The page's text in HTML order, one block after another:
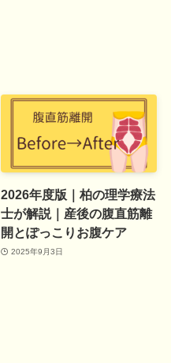
2026年度版｜柏の理学療法
士が解説｜産後の腹直筋離
開とぽっこりお腹ケア
2025年9月3日